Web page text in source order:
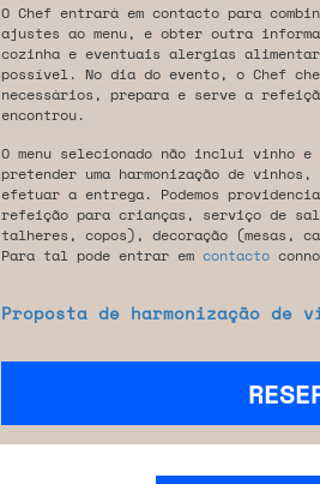
O Chef entrará em contacto para
ajustes ao menu, e obter outra
cozinha e eventuais alergias
possível. No dia do evento, o Chef
necessários, prepara e serve a
encontrou.
O menu selecionado não inclui vinho
pretender uma harmonização de
efetuar a entrega. Podemos
refeição para crianças, serviço de
talheres, copos), decoração (mesas,
Para tal pode entrar em contacto
Proposta de harmonização de